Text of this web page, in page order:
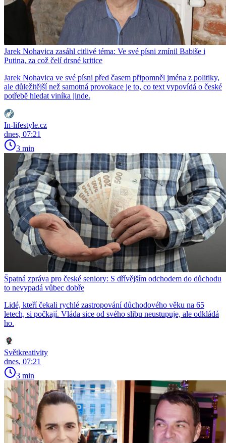
Jarek Nohavica zasáhl citlivé téma: Ve své písni zmínil Babiše i
Putina, za což čelí drsné kritice
Jarek Nohavica ve své písni před časem připomněl jména z politiky,
ale důležitější než samotná provokace je to, co text vypovídá o české
potřebě hledat viníka jinde.
In-lifestyle.cz
dnes, 07:21
3 min
Špatná zpráva pro české seniory: S dřívějším odchodem do důchodu
to nevypadá vůbec dobře
Lidé, kteří čekali rychlé zastropování důchodového věku na 65
letech, si počkají. Vláda sice od svého slibu neustupuje, ale odkládá
ho.
Světkreativity
dnes, 07:21
3 min